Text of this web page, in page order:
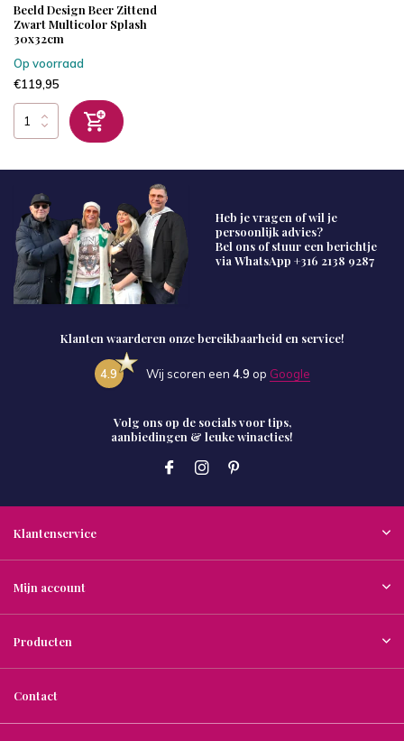
Beeld Design Beer Zittend
Zwart Multicolor Splash
30x32cm
Op voorraad
€119,95
Heb je vragen of wil je
persoonlijk advies?
Bel ons of stuur een berichtje
via WhatsApp +316 2138 9287
Klanten waarderen onze bereikbaarheid en service!
4.9 Wij scoren een 4.9 op Google
Volg ons op de socials voor tips,
aanbiedingen & leuke winacties!
Klantenservice
Mijn account
Producten
Contact